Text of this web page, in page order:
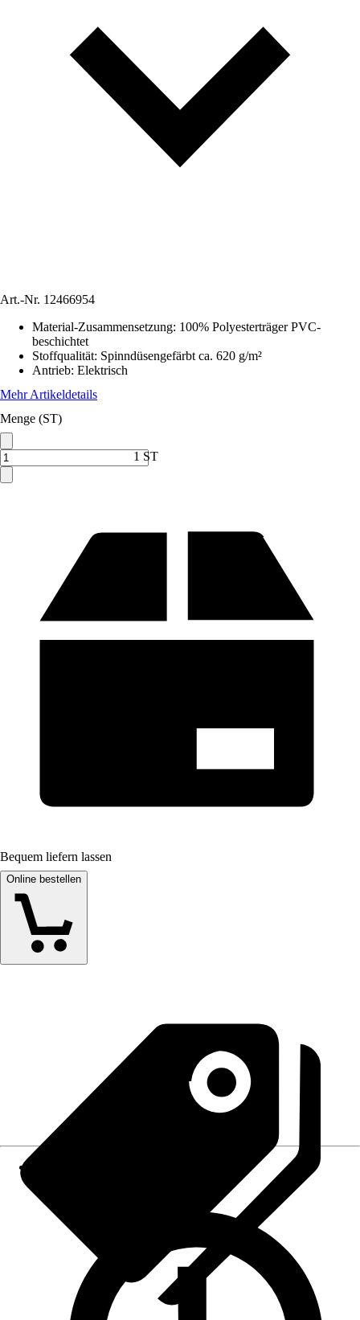
Art.-Nr. 12466954
Material-Zusammensetzung: 100% Polyesterträger PVC-
beschichtet
Stoffqualität: Spinndüsengefärbt ca. 620 g/m²
Antrieb: Elektrisch
Mehr Artikeldetails
Menge (ST)
1 ST
Bequem liefern lassen
Online bestellen